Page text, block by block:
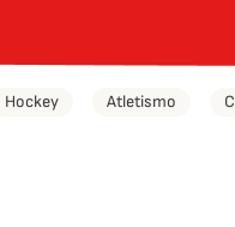
Hockey Atletismo